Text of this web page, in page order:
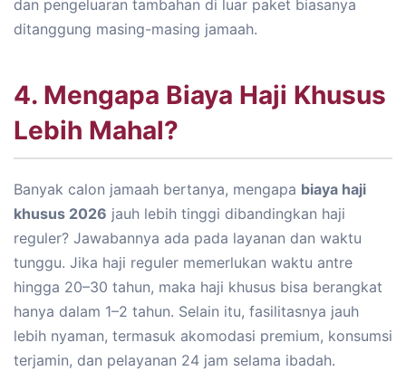
dan pengeluaran tambahan di luar paket biasanya
ditanggung masing-masing jamaah.
4. Mengapa Biaya Haji Khusus
Lebih Mahal?
Banyak calon jamaah bertanya, mengapa biaya haji
khusus 2026 jauh lebih tinggi dibandingkan haji
reguler? Jawabannya ada pada layanan dan waktu
tunggu. Jika haji reguler memerlukan waktu antre
hingga 20–30 tahun, maka haji khusus bisa berangkat
hanya dalam 1–2 tahun. Selain itu, fasilitasnya jauh
lebih nyaman, termasuk akomodasi premium, konsumsi
terjamin, dan pelayanan 24 jam selama ibadah.